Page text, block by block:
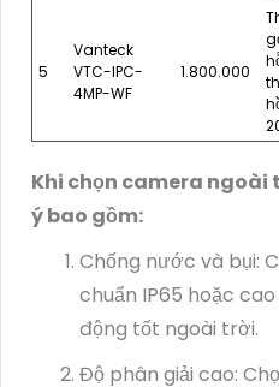
5
Vanteck
VTC-IPC-
4MP-WF
1.800.000
Khi chọn camera ngoài
ý bao gồm:
Chống nước và bụi:
chuẩn IP65 hoặc
động tốt ngoài trời.
Độ phân giải cao: